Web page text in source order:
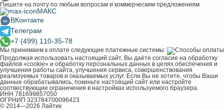
Пишите на почту по любым вопросам и коммерческим предложениям
МАКС
ВКонтакте
Телеграм
+7 (499) 110-35-78
Мы принимаем к оплате следующие платежные системы:
Продолжая использовать настоящий сайт, Вы даёте согласие на обработку
файлов «cookie» и обработку персональных данных в целях обеспечения и
улучшения работы сайта, улучшения сервиса, совершенствования
реализуемых товаров и оказываемых услуг. Если Вы не хотите, чтобы Ваши
данные обрабатывались, покиньте настоящий сайт или настройте
соотвествующие ограничения в настройках используемого браузера.
ИНН 781699857050
ОГРНИП 323784700096423
© 2014—2026 Лайтик